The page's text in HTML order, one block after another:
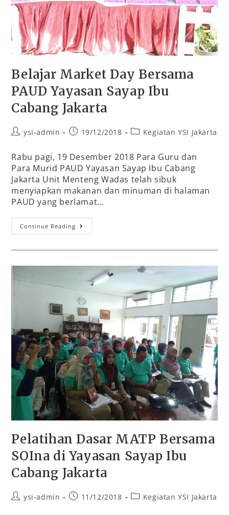
Belajar Market Day Bersama
PAUD Yayasan Sayap Ibu
Cabang Jakarta
ysi-admin 19/12/2018 Kegiatan YSI Jakarta
Rabu pagi, 19 Desember 2018 Para Guru dan
Para Murid PAUD Yayasan Sayap Ibu Cabang
Jakarta Unit Menteng Wadas telah sibuk
menyiapkan makanan dan minuman di halaman
PAUD yang berlamat…
Continue Reading
Pelatihan Dasar MATP Bersama
SOIna di Yayasan Sayap Ibu
Cabang Jakarta
ysi-admin 11/12/2018 Kegiatan YSI Jakarta